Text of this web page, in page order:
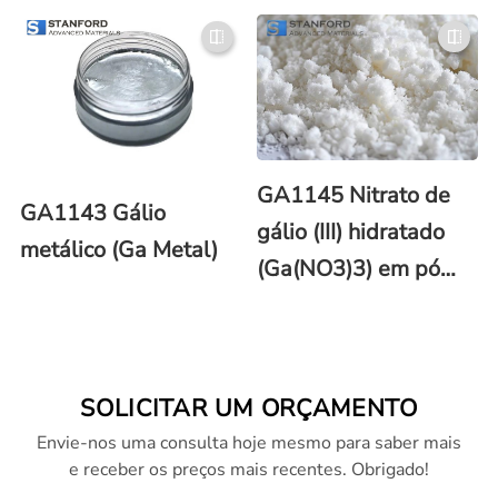
(GaTe)
GA1143 Gálio
metálico (Ga Metal)
GA1145 Nitrato de
gálio (III) hidratado
(Ga(NO3)3) em pó
SOLICITAR UM ORÇAMENTO
Envie-nos uma consulta hoje mesmo para saber mais
e receber os preços mais recentes. Obrigado!